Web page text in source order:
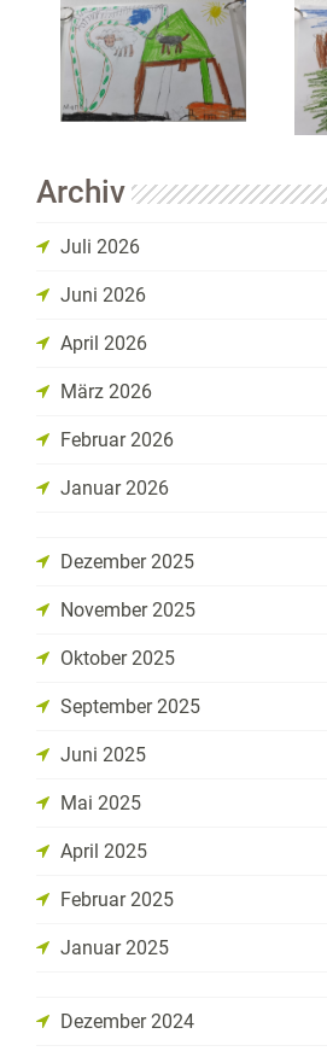
Archiv
Juli 2026
Juni 2026
April 2026
März 2026
Februar 2026
Januar 2026
Dezember 2025
November 2025
Oktober 2025
September 2025
Juni 2025
Mai 2025
April 2025
Februar 2025
Januar 2025
Dezember 2024